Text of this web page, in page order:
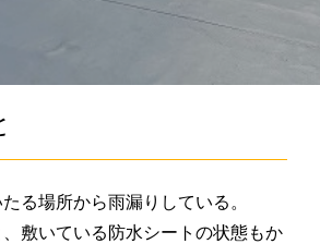
る場所から雨漏りしている。
敷いている防水シートの状態もか